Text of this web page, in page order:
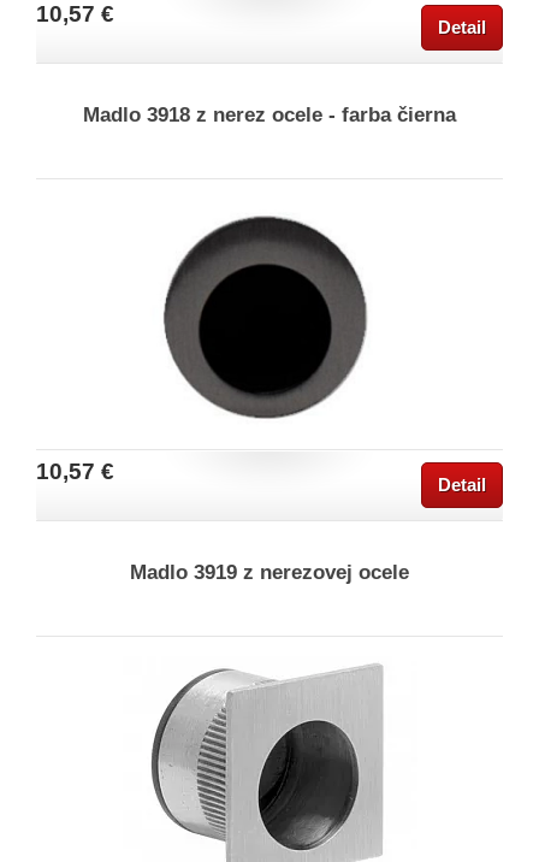
10,57 €
Detail
Madlo 3918 z nerez ocele - farba čierna
10,57 €
Detail
Madlo 3919 z nerezovej ocele